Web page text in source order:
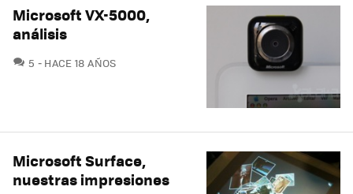
Microsoft VX-5000,
análisis
5 COMENTARIOS
HACE 18 AÑOS
Microsoft Surface,
nuestras impresiones